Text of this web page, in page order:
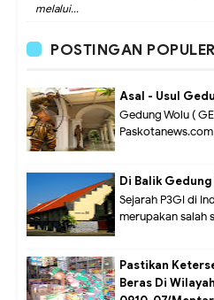
melalui...
POSTINGAN POPULER
Asal - Usul
Gedung Wolu (
Di Balik
Sejarah P3GI di
merupakan salah
Pastikan
Beras Di